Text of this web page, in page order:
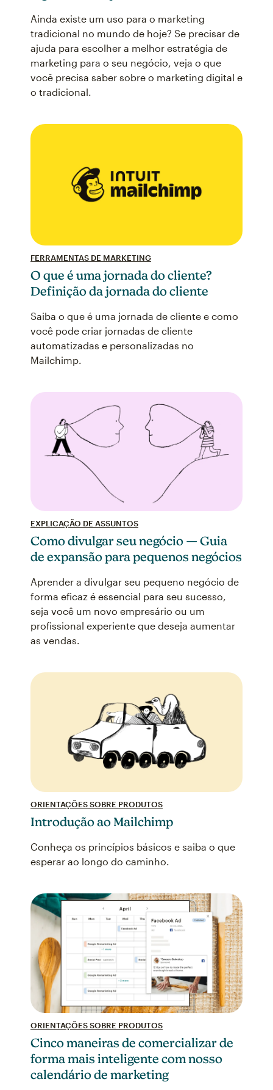
Ainda existe um uso para o marketing
tradicional no mundo de hoje? Se precisar de
ajuda para escolher a melhor estratégia de
marketing para o seu negócio, veja o que
você precisa saber sobre o marketing digital e
o tradicional.
FERRAMENTAS DE MARKETING
O que é uma jornada do cliente?
Definição da jornada do cliente
Saiba o que é uma jornada de cliente e como
você pode criar jornadas de cliente
automatizadas e personalizadas no
Mailchimp.
EXPLICAÇÃO DE ASSUNTOS
Como divulgar seu negócio — Guia
de expansão para pequenos negócios
Aprender a divulgar seu pequeno negócio de
forma eficaz é essencial para seu sucesso,
seja você um novo empresário ou um
profissional experiente que deseja aumentar
as vendas.
ORIENTAÇÕES SOBRE PRODUTOS
Introdução ao Mailchimp
Conheça os princípios básicos e saiba o que
esperar ao longo do caminho.
ORIENTAÇÕES SOBRE PRODUTOS
Cinco maneiras de comercializar de
forma mais inteligente com nosso
calendário de marketing